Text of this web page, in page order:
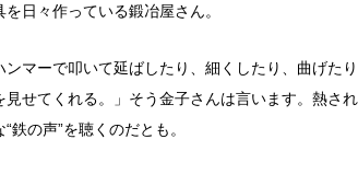
日々作っている鍛冶屋さん。
ンマーで叩いて延ばしたり、細くしたり、曲げた
せてくれる。」そう金子さんは言います。 熱さ
鉄の声”を聴くのだとも。